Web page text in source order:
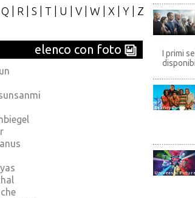
Q R S T U V W X Y Z
elenco con foto
I primi
Disney+
Universal